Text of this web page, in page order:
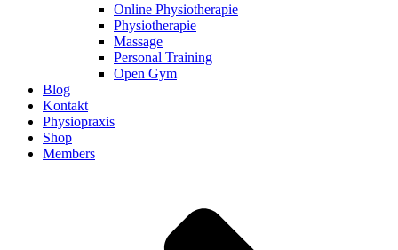
Online Physiotherapie
Physiotherapie
Massage
Personal Training
Open Gym
Blog
Kontakt
Physiopraxis
Shop
Members